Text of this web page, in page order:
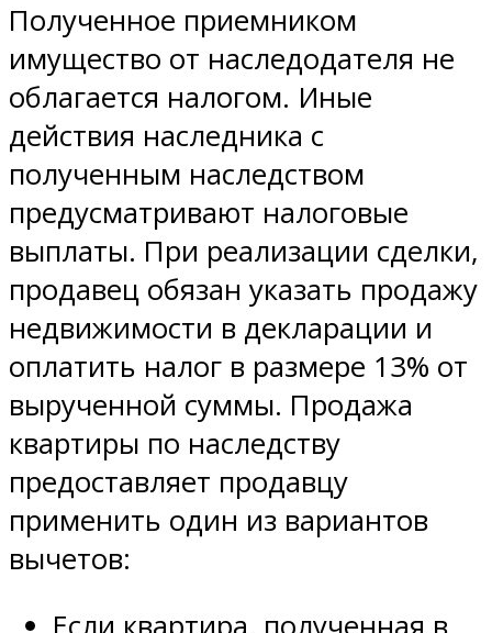
Полученное приемником
имущество от наследодателя не
облагается налогом. Иные
действия наследника с
полученным наследством
предусматривают налоговые
выплаты. При реализации сделки,
продавец обязан указать продажу
недвижимости в декларации и
оплатить налог в размере 13% от
вырученной суммы. Продажа
квартиры по наследству
предоставляет продавцу
применить один из вариантов
вычетов: